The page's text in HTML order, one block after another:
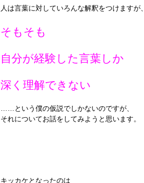
人は言葉に対していろんな解釈をつけますが、
そもそも
自分が経験した言葉しか
深く理解できない
……という僕の仮説でしかないのですが、
それについてお話をしてみようと思います。
キッカケとなったのは